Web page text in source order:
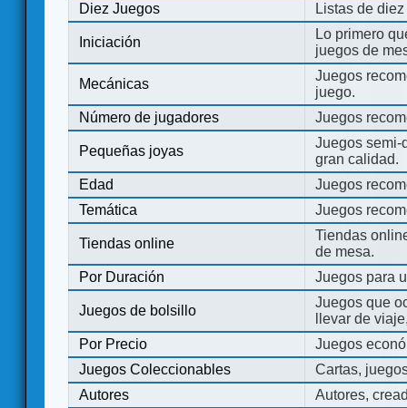
Diez Juegos
Listas de
Iniciación
Lo primero
juegos de
Mecánicas
Juegos
juego.
Número de jugadores
Juegos
Pequeñas joyas
Juegos semi-
gran calidad.
Edad
Juegos
Temática
Juegos
Tiendas online
Tiendas
de mesa.
Por Duración
Juegos para
Juegos de bolsillo
Juegos que
llevar de
Por Precio
Juegos
Juegos Coleccionables
Cartas,
Autores
Autores,